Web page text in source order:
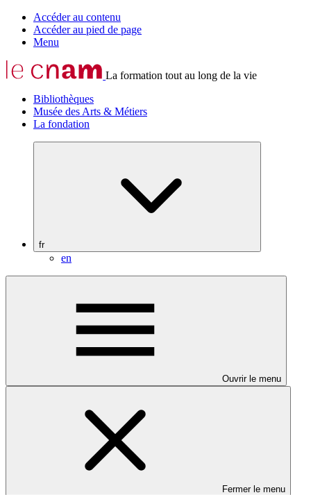
Accéder au contenu
Accéder au pied de page
Menu
La formation tout au long de la vie
Bibliothèques
Musée des Arts & Métiers
La fondation
fr
en
Ouvrir le menu
Fermer le menu